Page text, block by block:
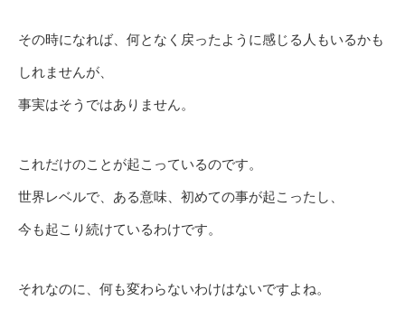
その時になれば、何となく戻ったように感じる人もいるかも
しれませんが、
事実はそうではありません。
これだけのことが起こっているのです。
世界レベルで、ある意味、初めての事が起こったし、
今も起こり続けているわけです。
それなのに、何も変わらないわけはないですよね。